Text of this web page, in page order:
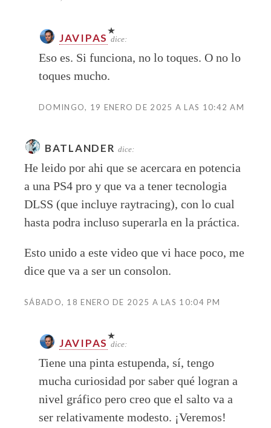
JAVIPAS dice:
Eso es. Si funciona, no lo toques. O no lo
toques mucho.
DOMINGO, 19 ENERO DE 2025 A LAS 10:42 AM
BATLANDER dice:
He leido por ahi que se acercara en potencia
a una PS4 pro y que va a tener tecnologia
DLSS (que incluye raytracing), con lo cual
hasta podra incluso superarla en la práctica.
Esto unido a este video que vi hace poco, me
dice que va a ser un consolon.
SÁBADO, 18 ENERO DE 2025 A LAS 10:04 PM
JAVIPAS dice:
Tiene una pinta estupenda, sí, tengo
mucha curiosidad por saber qué logran a
nivel gráfico pero creo que el salto va a
ser relativamente modesto. ¡Veremos!